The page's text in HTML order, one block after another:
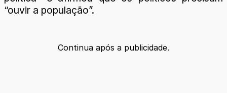
“ouvir a população”.
Continua após a publicidade.